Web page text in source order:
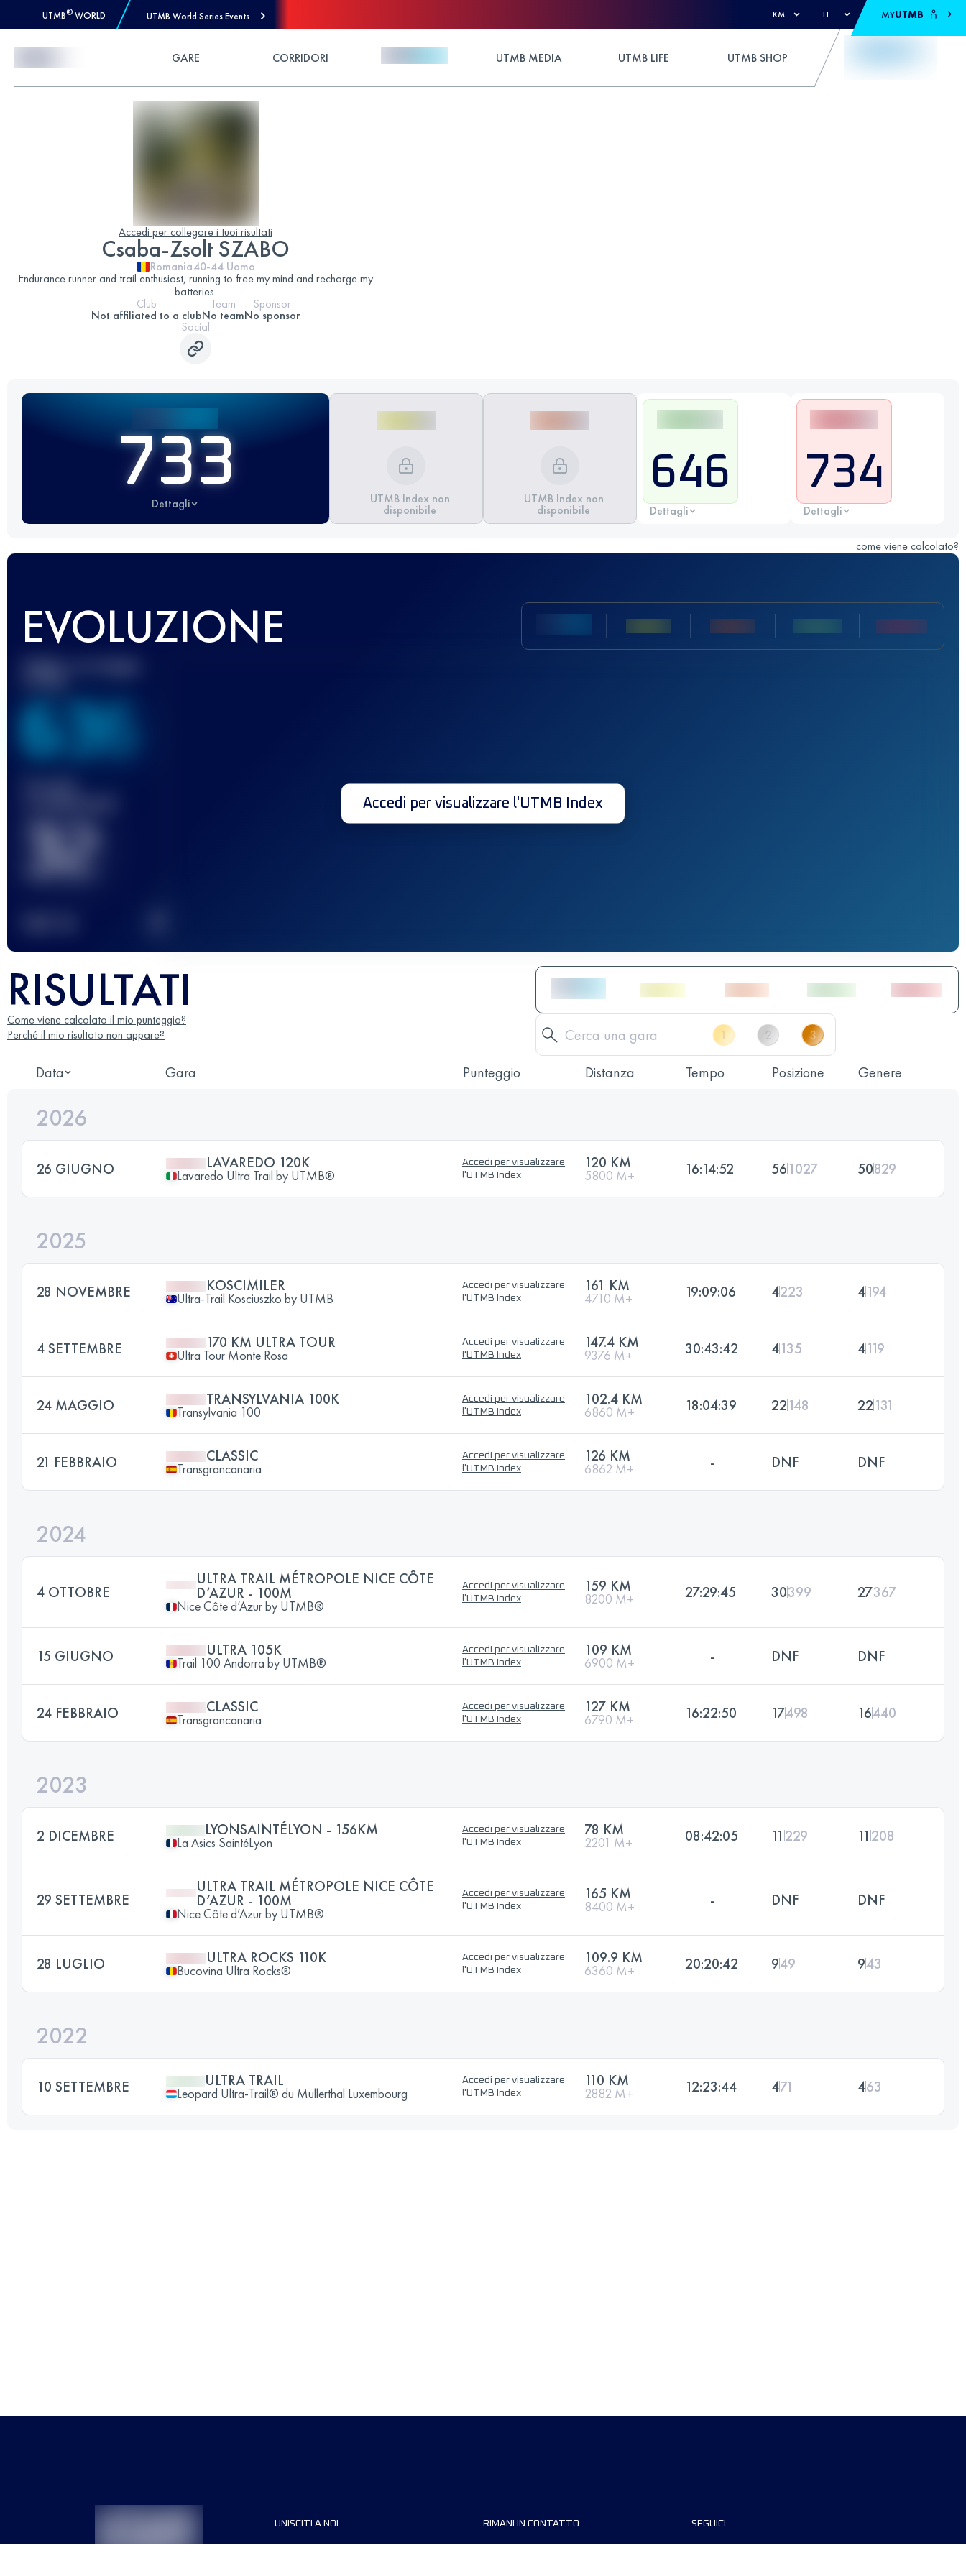
UTMB® WORLD UTMB World Series Events KM IT MYUTMB
GARE CORRIDORI UTMB MEDIA UTMB LIFE UTMB SHOP
Accedi per collegare i tuoi risultati
Csaba-Zsolt SZABO
Romania40-44 Uomo
Endurance runner and trail enthusiast, running to free my mind and recharge my
batteries.
Club
Not affiliated to a club
Team
No team
Sponsor
No sponsor
Social
733
Dettagli UTMB Index non
disponibile
UTMB Index non
disponibile
646
Dettagli
734
Dettagli
come viene calcolato?
EVOLUZIONE
Miglior punteggio
636
Gara(e)
32
Accedi per visualizzare l'UTMB Index
RISULTATI
Come viene calcolato il mio punteggio?
Perché il mio risultato non appare?
Data Gara Punteggio Distanza Tempo Posizione Genere
2026
26 GIUGNO LAVAREDO 120K
Lavaredo Ultra Trail by UTMB®
Accedi per visualizzare
l'UTMB Index
120 KM
5800 M+ 16:14:52 561027 50829
2025
28 NOVEMBRE KOSCIMILER
Ultra-Trail Kosciuszko by UTMB
Accedi per visualizzare
l'UTMB Index
161 KM
4710 M+ 19:09:06 4223 4194
4 SETTEMBRE 170 KM ULTRA TOUR
Ultra Tour Monte Rosa
Accedi per visualizzare
l'UTMB Index
147.4 KM
9376 M+ 30:43:42 4135 4119
24 MAGGIO TRANSYLVANIA 100K
Transylvania 100
Accedi per visualizzare
l'UTMB Index
102.4 KM
6860 M+ 18:04:39 22148 22131
21 FEBBRAIO CLASSIC
Transgrancanaria
Accedi per visualizzare
l'UTMB Index
126 KM
6862 M+ - DNF DNF
2024
4 OTTOBRE
ULTRA TRAIL MÉTROPOLE NICE CÔTE
D’AZUR - 100M
Nice Côte d’Azur by UTMB®
Accedi per visualizzare
l'UTMB Index
159 KM
8200 M+ 27:29:45 30399 27367
15 GIUGNO ULTRA 105K
Trail 100 Andorra by UTMB®
Accedi per visualizzare
l'UTMB Index
109 KM
6900 M+ - DNF DNF
24 FEBBRAIO CLASSIC
Transgrancanaria
Accedi per visualizzare
l'UTMB Index
127 KM
6790 M+ 16:22:50 17498 16440
2023
2 DICEMBRE LYONSAINTÉLYON - 156KM
La Asics SaintéLyon
Accedi per visualizzare
l'UTMB Index
78 KM
2201 M+ 08:42:05 11 229 11 208
29 SETTEMBRE
ULTRA TRAIL MÉTROPOLE NICE CÔTE
D’AZUR - 100M
Nice Côte d’Azur by UTMB®
Accedi per visualizzare
l'UTMB Index
165 KM
8400 M+ - DNF DNF
28 LUGLIO ULTRA ROCKS 110K
Bucovina Ultra Rocks®
Accedi per visualizzare
l'UTMB Index
109.9 KM
6360 M+ 20:20:42 949 943
2022
10 SETTEMBRE ULTRA TRAIL
Leopard Ultra-Trail® du Mullerthal Luxembourg
Accedi per visualizzare
l'UTMB Index
110 KM
2882 M+ 12:23:44 471 463
UNISCITI A NOI RIMANI IN CONTATTO SEGUICI